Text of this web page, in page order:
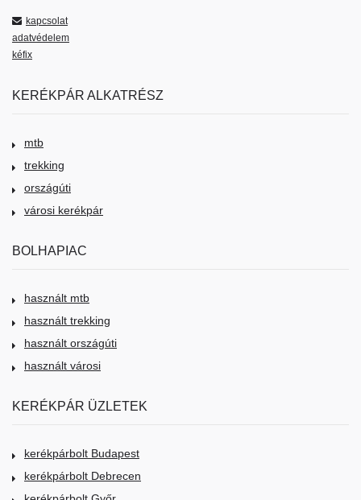
kapcsolat
adatvédelem
kéfix
KERÉKPÁR ALKATRÉSZ
mtb
trekking
országúti
városi kerékpár
BOLHAPIAC
használt mtb
használt trekking
használt országúti
használt városi
KERÉKPÁR ÜZLETEK
kerékpárbolt Budapest
kerékpárbolt Debrecen